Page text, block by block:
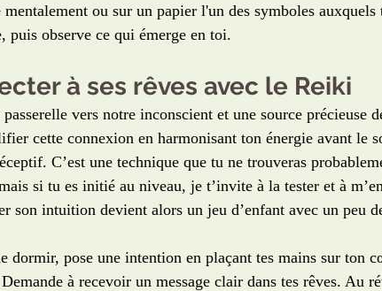
mentalement ou sur un papier l'un des symboles
puis observe ce qui émerge en toi.
à ses rêves avec le Reiki
vers notre inconscient et une source précieuse
cette connexion en harmonisant ton énergie avant le
C’est une technique que tu ne trouveras
si tu es initié au niveau, je t’invite à la tester et à
son intuition devient alors un jeu d’enfant avec un peu
dormir, pose une intention en plaçant tes mains sur ton
à recevoir un message clair dans tes rêves. Au